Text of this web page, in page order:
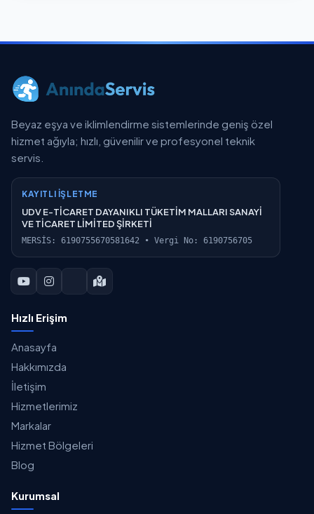
Beyaz eşya ve iklimlendirme sistemlerinde geniş özel
hizmet ağıyla; hızlı, güvenilir ve profesyonel teknik
servis.
KAYITLI İŞLETME
UDV E-TİCARET DAYANIKLI TÜKETİM MALLARI SANAYİ
VE TİCARET LİMİTED ŞİRKETİ
MERSİS: 6190755670581642 • Vergi No: 6190756705
Hızlı Erişim
Anasayfa
Hakkımızda
İletişim
Hizmetlerimiz
Markalar
Hizmet Bölgeleri
Blog
Kurumsal